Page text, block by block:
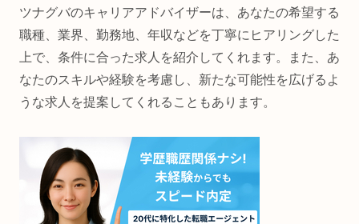
ツナグバのキャリアアドバイザーは、あなたの希望する
職種、業界、勤務地、年収などを丁寧にヒアリングした
上で、条件に合った求人を紹介してくれます。また、あ
なたのスキルや経験を考慮し、新たな可能性を広げるよ
うな求人を提案してくれることもあります。